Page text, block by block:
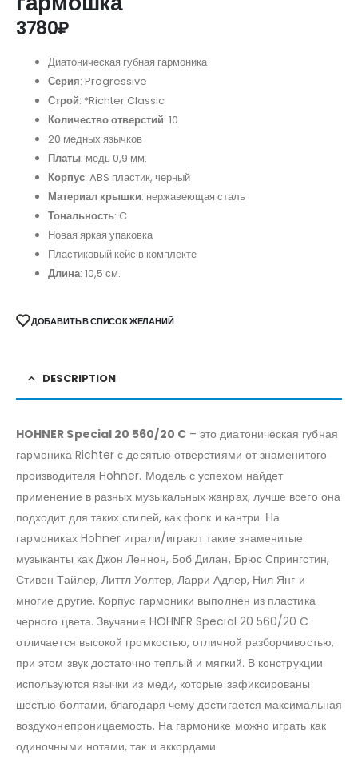
3780₽
Диатоническая губная гармоника
Серия: Progressive
Строй: *Richter Classic
Количество отверстий: 10
20 медных язычков
Платы: медь 0,9 мм.
Корпус: ABS пластик, черный
Материал крышки: нержавеющая сталь
Тональность: C
Новая яркая упаковка
Пластиковый кейс в комплекте
Длина: 10,5 см.
ДОБАВИТЬ В СПИСОК ЖЕЛАНИЙ
DESCRIPTION
HOHNER Special 20 560/20 C– это диатоническая губная
гармоника Richter с десятью отверстиями от знаменитого
производителя Hohner. Модель с успехом найдет
применение в разных музыкальных жанрах, лучше всего она
подходит для таких стилей, как фолк и кантри. На
гармониках Hohner играли/играют такие знаменитые
музыканты как Джон Леннон, Боб Дилан, Брюс Спрингстин,
Стивен Тайлер, Литтл Уолтер, Ларри Адлер, Нил Янг и
многие другие. Корпус гармоники выполнен из пластика
черного цвета. Звучание HOHNER Special 20 560/20 C
отличается высокой громкостью, отличной разборчивостью,
при этом звук достаточно теплый и мягкий. В конструкции
используются язычки из меди, которые зафиксированы
шестью болтами, благодаря чему достигается максимальная
воздухонепроницаемость. На гармонике можно играть как
одиночными нотами, так и аккордами.